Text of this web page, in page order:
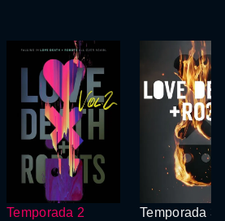
Temporada 2 Temporada 3